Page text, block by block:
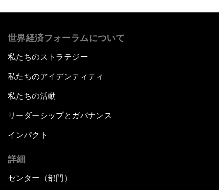
世界経済フォーラムについて
私たちのストラテジー
私たちのアイデンティティ
私たちの活動
リーダーシップとガバナンス
インパクト
詳細
センター（部門）